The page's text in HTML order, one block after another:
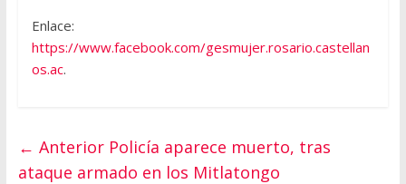
Enlace:
https://www.facebook.com/gesmujer.rosario.castellan
os.ac.
← AnteriorPolicía aparece muerto, tras
ataque armado en los Mitlatongo